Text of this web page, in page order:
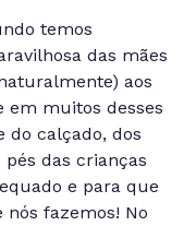
temos
das mães
aos
em muitos desses
do calçado, dos
das crianças
e para que
nós fazemos! No